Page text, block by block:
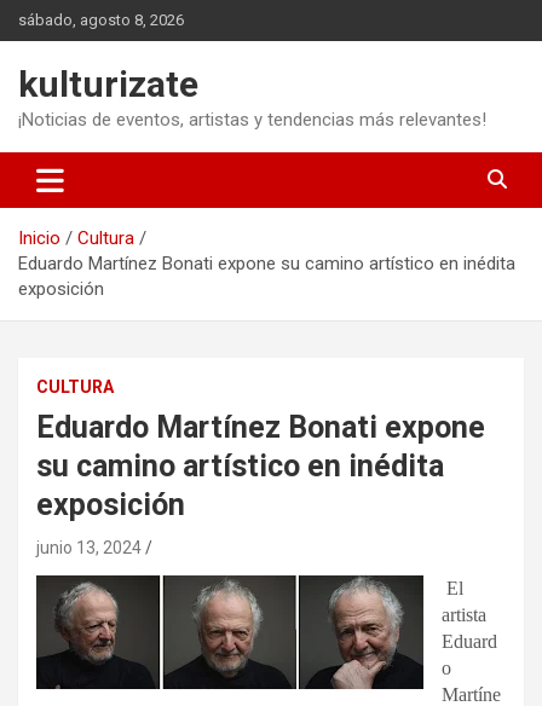
Saltar
al
sábado, agosto 8, 2026
kulturizate
¡Noticias de eventos, artistas y tendencias más relevantes!
Inicio
Cultura
Eduardo Martínez Bonati expone su camino artístico en inédita
exposición
CULTURA
Eduardo Martínez Bonati expone
su camino artístico en inédita
exposición
junio 13, 2024
El
artista
Eduard
o
Martíne